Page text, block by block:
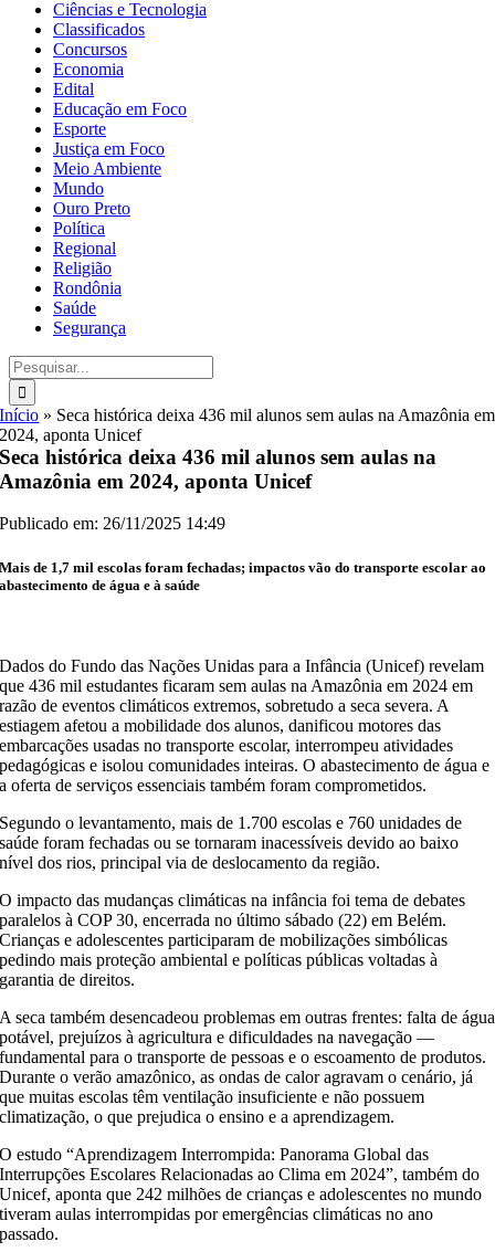
Ciências e Tecnologia
Classificados
Concursos
Economia
Edital
Educação em Foco
Esporte
Justiça em Foco
Meio Ambiente
Mundo
Ouro Preto
Política
Regional
Religião
Rondônia
Saúde
Segurança
Buscar
resultados
para:
Início » Seca histórica deixa 436 mil alunos sem aulas na Amazônia em
2024, aponta Unicef
Seca histórica deixa 436 mil alunos sem aulas na
Amazônia em 2024, aponta Unicef
Publicado em: 26/11/2025 14:49
Mais de 1,7 mil escolas foram fechadas; impactos vão do transporte escolar ao
abastecimento de água e à saúde
Dados do Fundo das Nações Unidas para a Infância (Unicef) revelam
que 436 mil estudantes ficaram sem aulas na Amazônia em 2024 em
razão de eventos climáticos extremos, sobretudo a seca severa. A
estiagem afetou a mobilidade dos alunos, danificou motores das
embarcações usadas no transporte escolar, interrompeu atividades
pedagógicas e isolou comunidades inteiras. O abastecimento de água e
a oferta de serviços essenciais também foram comprometidos.
Segundo o levantamento, mais de 1.700 escolas e 760 unidades de
saúde foram fechadas ou se tornaram inacessíveis devido ao baixo
nível dos rios, principal via de deslocamento da região.
O impacto das mudanças climáticas na infância foi tema de debates
paralelos à COP 30, encerrada no último sábado (22) em Belém.
Crianças e adolescentes participaram de mobilizações simbólicas
pedindo mais proteção ambiental e políticas públicas voltadas à
garantia de direitos.
A seca também desencadeou problemas em outras frentes: falta de água
potável, prejuízos à agricultura e dificuldades na navegação —
fundamental para o transporte de pessoas e o escoamento de produtos.
Durante o verão amazônico, as ondas de calor agravam o cenário, já
que muitas escolas têm ventilação insuficiente e não possuem
climatização, o que prejudica o ensino e a aprendizagem.
O estudo “Aprendizagem Interrompida: Panorama Global das
Interrupções Escolares Relacionadas ao Clima em 2024”, também do
Unicef, aponta que 242 milhões de crianças e adolescentes no mundo
tiveram aulas interrompidas por emergências climáticas no ano
passado.